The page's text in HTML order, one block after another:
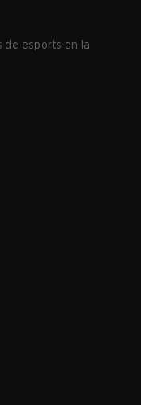
de esports en la